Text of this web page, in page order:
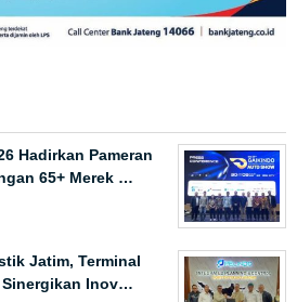
Hadirkan Pameran
65+ Merek …
Jatim, Terminal
Sinergikan Inov…